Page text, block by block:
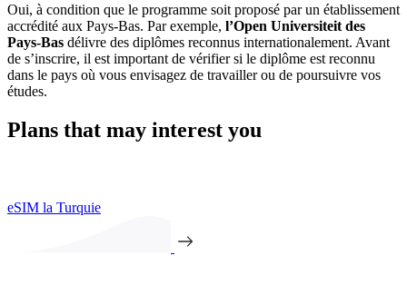
Oui, à condition que le programme soit proposé par un établissement
accrédité aux Pays-Bas. Par exemple, l’Open Universiteit des
Pays-Bas délivre des diplômes reconnus internationalement. Avant
de s’inscrire, il est important de vérifier si le diplôme est reconnu
dans le pays où vous envisagez de travailler ou de poursuivre vos
études.
Plans that may interest you
eSIM la Turquie